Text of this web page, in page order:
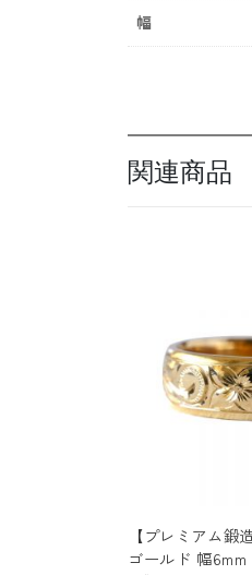
幅
関連商品
【プレミアム鍛
ゴールド 幅